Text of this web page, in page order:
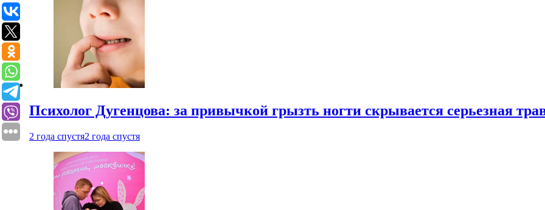
Психолог Дугенцова: за привычкой грызть ногти скрывается серьезная
2 года спустя2 года спустя